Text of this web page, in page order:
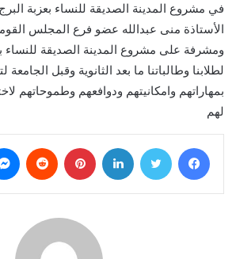
في مشروع المدينة الصديقة للنساء بعزبة
الأستاذة منى عبدالله عضو فرع المجلس
ومشرفة على مشروع المدينة الصديقة للنساء
لطلابنا وطالباتنا ما بعد الثانوية وقبل الجامعة
بمهاراتهم وامكانيتهم ودوافعهم وطموحاتهم
لهم
فيسبوك تويتر لينكدإن بينتيريست